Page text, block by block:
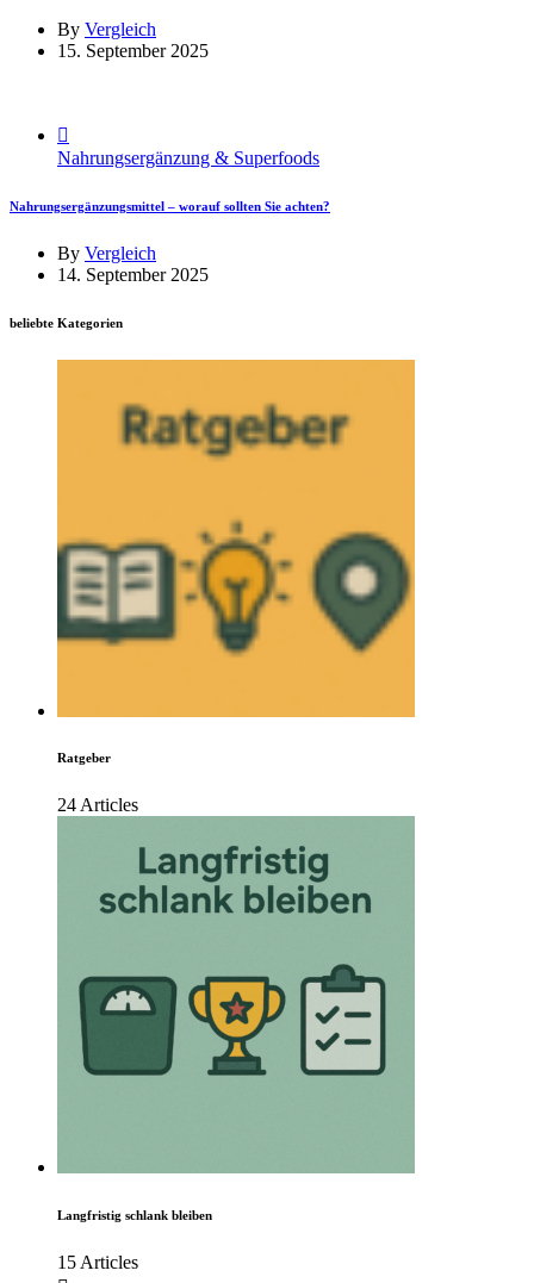
By Vergleich
15. September 2025
Nahrungsergänzung & Superfoods
Nahrungsergänzungsmittel – worauf sollten Sie achten?
By Vergleich
14. September 2025
beliebte Kategorien
Ratgeber
24 Articles
Langfristig schlank bleiben
15 Articles